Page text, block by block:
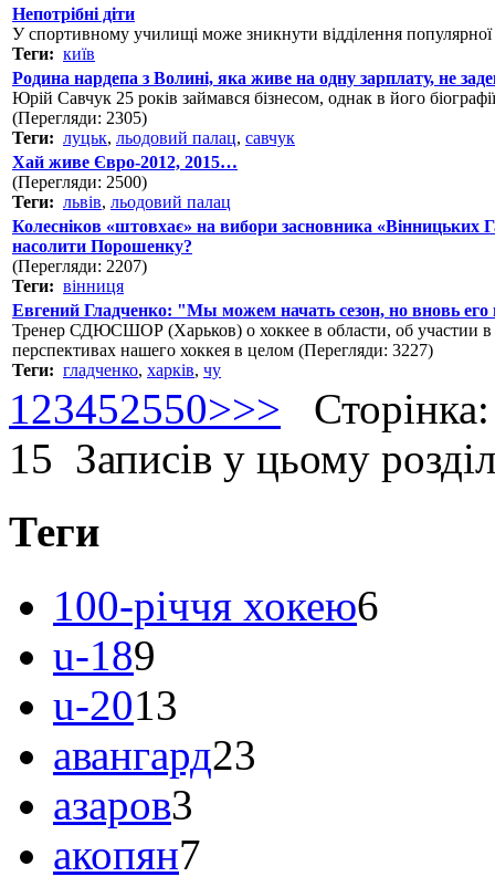
Непотрібні діти
У спортивному училищі може зникнути відділення
Теги: київ
Родина нардепа з Волині, яка живе на одну зарплату, не
Юрій Савчук 25 років займався бізнесом, однак в його
(Перегляди: 2305)
Теги: луцьк, льодовий палац, савчук
Хай живе Євро-2012, 2015…
(Перегляди: 2500)
Теги: львів, льодовий палац
Колесніков «штовхає» на вибори засновника «Вінницьких
насолити Порошенку?
(Перегляди: 2207)
Теги: вінниця
Евгений Гладченко: "Мы можем начать сезон, но вновь его
Тренер СДЮСШОР (Харьков) о хоккее в области, об участии
перспективах нашего хоккея в целом (Перегляди: 3227)
Теги: гладченко, харків, чу
123452550>>>
15 Записів у цьому
Теги
100-річчя хокею6
u-189
u-2013
авангард23
азаров3
акопян7